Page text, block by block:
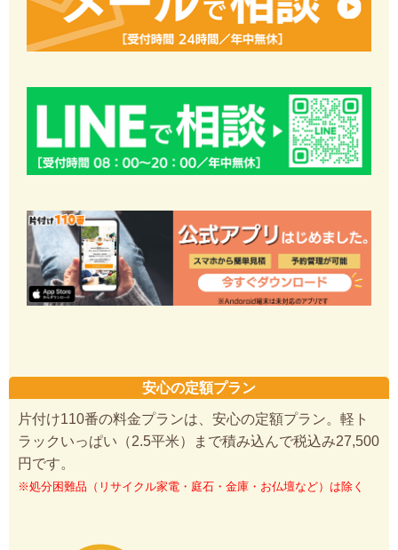
安心の定額プラン
片付け110番の料金プランは、安心の定額プラン。軽ト
ラックいっぱい（2.5平米）まで積み込んで税込み27,500
円です。
※処分困難品（リサイクル家電・庭石・金庫・お仏壇など）は除く